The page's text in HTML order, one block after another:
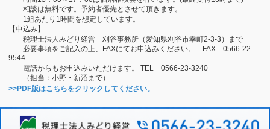
相談は無料です。予約者優先とさせて頂きます。
1組あたり1時間を想定しています。
【申込み】
税理士法人みどり経営 刈谷事務所（愛知県刈谷市幸町2-3-3）まで
必要事項をご記入の上、FAXにてお申込みください。 FAX 0566-22-
9544
電話からもお申込みいただけます。 TEL 0566-23-3240
（担当：小野・新沼まで）
>>PDF版はこちらをクリックしてください。